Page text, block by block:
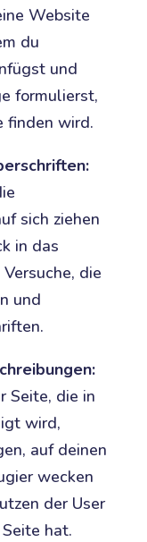
Website
du
und
formulierst,
finden wird.
sich ziehen
in das
die
und
Seite, die in
wird,
auf deinen
wecken
der User
hat.